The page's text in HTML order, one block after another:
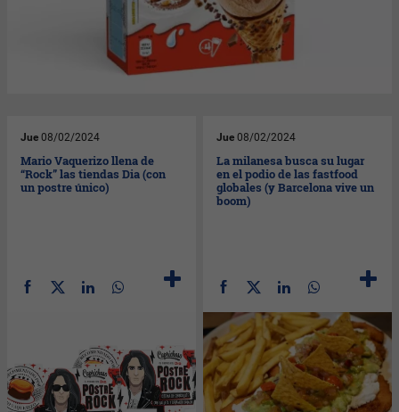
Jue 08/02/2024
Mario Vaquerizo llena de
“Rock” las tiendas Dia (con
un postre único)
Jue 08/02/2024
La milanesa busca su lugar
en el podio de las fastfood
globales (y Barcelona vive un
boom)